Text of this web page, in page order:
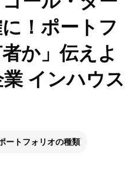
！ポートフ
か」伝えよ
インハウス
ートフォリオの種類